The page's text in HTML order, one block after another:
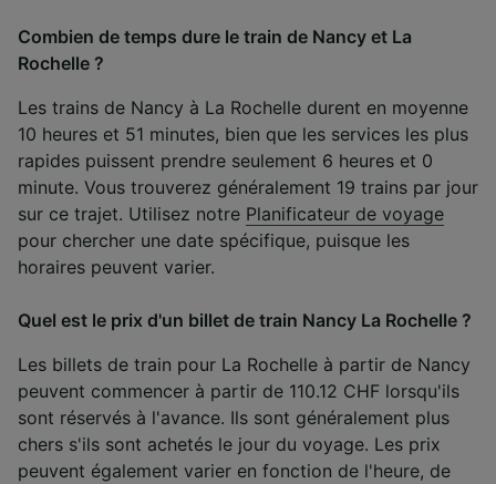
Combien de temps dure le train de Nancy et La
Rochelle ?
Les trains de Nancy à La Rochelle durent en moyenne
10 heures et 51 minutes, bien que les services les plus
rapides puissent prendre seulement 6 heures et 0
minute. Vous trouverez généralement 19 trains par jour
sur ce trajet. Utilisez notre Planificateur de voyage
pour chercher une date spécifique, puisque les
horaires peuvent varier.
Quel est le prix d'un billet de train Nancy La Rochelle ?
Les billets de train pour La Rochelle à partir de Nancy
peuvent commencer à partir de 110.12 CHF lorsqu'ils
sont réservés à l'avance. Ils sont généralement plus
chers s'ils sont achetés le jour du voyage. Les prix
peuvent également varier en fonction de l'heure, de